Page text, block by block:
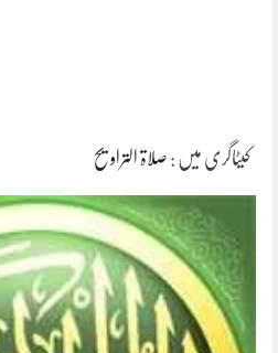
کیٹاگری میں : صلاۃ التراویح